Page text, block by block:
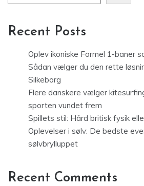
Recent Posts
Oplev ikoniske Formel 1-baner
Sådan vælger du den rette
Silkeborg
Flere danskere vælger
sporten vundet frem
Spillets stil: Hård britisk fysik
Oplevelser i sølv: De bedste
sølvbrylluppet
Recent Comments